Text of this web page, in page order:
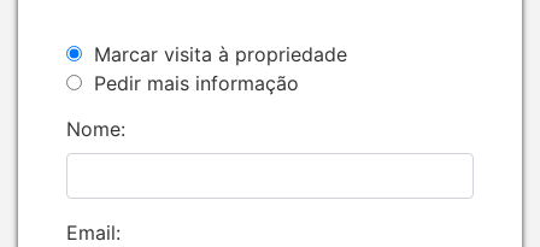
Marcar visita à propriedade
Pedir mais informação
Nome:
Email: